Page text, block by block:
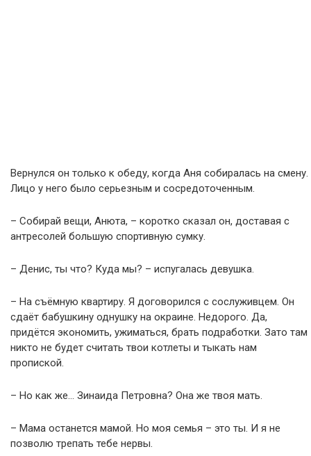
Вернулся он только к обеду, когда Аня собиралась на смену.
Лицо у него было серьезным и сосредоточенным.
– Собирай вещи, Анюта, – коротко сказал он, доставая с
антресолей большую спортивную сумку.
– Денис, ты что? Куда мы? – испугалась девушка.
– На съёмную квартиру. Я договорился с сослуживцем. Он
сдаёт бабушкину однушку на окраине. Недорого. Да,
придётся экономить, ужиматься, брать подработки. Зато там
никто не будет считать твои котлеты и тыкать нам
пропиской.
– Но как же… Зинаида Петровна? Она же твоя мать.
– Мама останется мамой. Но моя семья – это ты. И я не
позволю трепать тебе нервы.